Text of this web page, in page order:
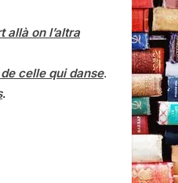
allà on l’altra
celle qui danse.
.